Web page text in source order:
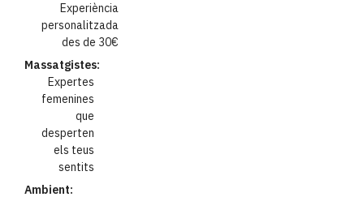
Experiència
personalitzada
des de 30€
Massatgistes:
Expertes
femenines
que
desperten
els teus
sentits
Ambient: